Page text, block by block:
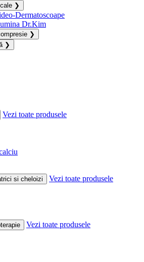
❯
Dermatoscoape
Dr.Kim
❯
❯
Vezi toate produsele
si cheloizi
Vezi toate produsele
Vezi toate produsele